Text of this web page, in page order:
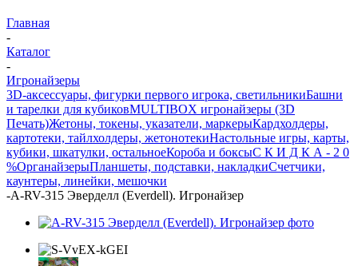
Главная
-
Каталог
-
Игронайзеры
3D-аксессуары, фигурки первого игрока, светильникиБашни
и тарелки для кубиковMULTIBOX игронайзеры (3D
Печать)Жетоны, токены, указатели, маркерыКардхолдеры,
картотеки, тайлхолдеры, жетонотекиНастольные игры, карты,
кубики, шкатулки, остальноеКороба и боксыС К И Д К А - 2 0
%ОрганайзерыПланшеты, подставки, накладкиСчетчики,
каунтеры, линейки, мешочки
-A-RV-315 Эверделл (Everdell). Игронайзер